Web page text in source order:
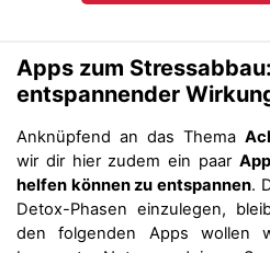
Apps zum
entspannender
Anknüpfend an das Thema
wir dir hier zudem ein paar
helfen können zu entspannen.
Detox-Phasen einzulegen,
den folgenden Apps wollen